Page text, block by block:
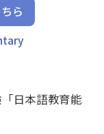
ら
日本語教育能